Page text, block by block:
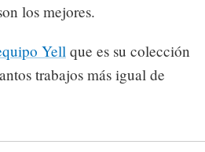
los mejores.
Yell que es su colección
trabajos más igual de